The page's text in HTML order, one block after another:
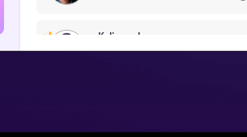
Kylian mbappe